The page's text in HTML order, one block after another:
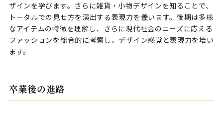
ザインを学びます。さらに雑貨・小物デザインを知ることで、
トータルでの見せ方を演出する表現力を養います。後期は多様
なアイテムの特徴を理解し、さらに現代社会のニーズに応える
ファッションを総合的に考察し、デザイン感覚と表現力を培い
ます。
卒業後の進路